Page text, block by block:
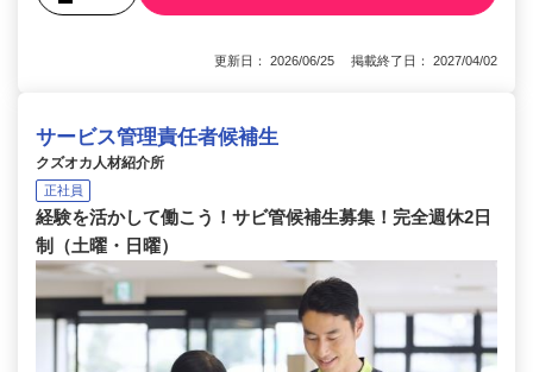
更新日： 2026/06/25 掲載終了日： 2027/04/02
サービス管理責任者候補生
クズオカ人材紹介所
正社員
経験を活かして働こう！サビ管候補生募集！完全週休2日
制（土曜・日曜）